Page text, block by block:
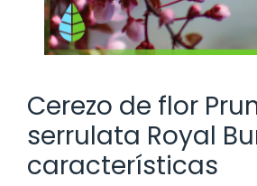
Cerezo de flor
serrulata Royal
características